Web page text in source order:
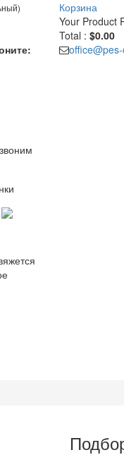
Корзина
Your Product
Total : $0.00